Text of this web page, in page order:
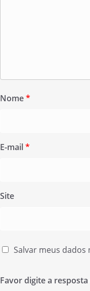
Nome*
E-mail*
Site
Salvar meus
Favor digite a